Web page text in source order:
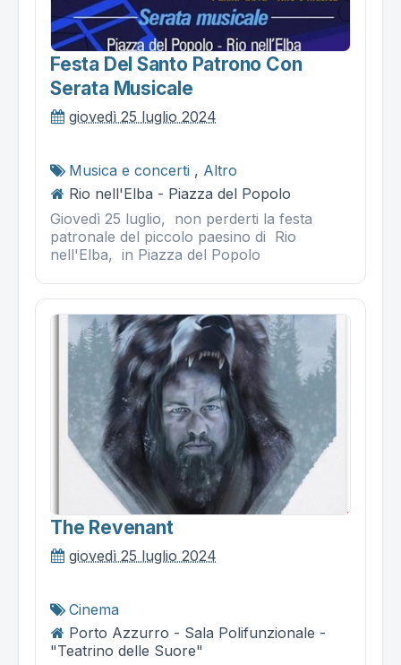
Festa Del Santo Patrono Con
Serata Musicale
giovedì 25 luglio 2024
Musica e concerti , Altro
Rio nell'Elba - Piazza del Popolo
Giovedì 25 luglio, non perderti la festa
patronale del piccolo paesino di Rio
nell'Elba, in Piazza del Popolo
The Revenant
giovedì 25 luglio 2024
Cinema
Porto Azzurro - Sala Polifunzionale -
"Teatrino delle Suore"